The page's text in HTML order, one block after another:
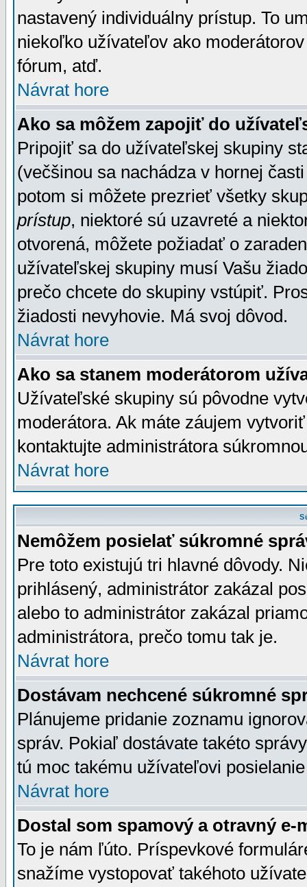
nastavený individuálny prístup. To
niekoľko užívateľov ako
fórum, atď.
Návrat hore
Ako sa môžem zapojiť do
Pripojiť sa do užívateľskej skupiny
(večšinou sa nachádza v hornej
potom si môžete prezrieť všetky
prístup, niektoré sú uzavreté a
otvorená, môžete požiadať o
užívateľskej skupiny musí Vašu
prečo chcete do skupiny vstúpiť.
žiadosti nevyhovie. Má svoj dôvod.
Návrat hore
Ako sa stanem moderátorom
Užívateľské skupiny sú pôvodne
moderátora. Ak máte záujem
kontaktujte administrátora
Návrat hore
Nemôžem posielať súkromné
Pre toto existujú tri hlavné dôvody.
prihlásený, administrátor zakázal
alebo to administrátor zakázal
administrátora, prečo tomu tak je.
Návrat hore
Dostávam nechcené súkromné
Plánujeme pridanie zoznamu
správ. Pokiaľ dostávate takéto
tú moc takému užívateľovi
Návrat hore
Dostal som spamový a otravný e-
To je nám ľúto. Príspevkové
snažíme vystopovať takéhoto